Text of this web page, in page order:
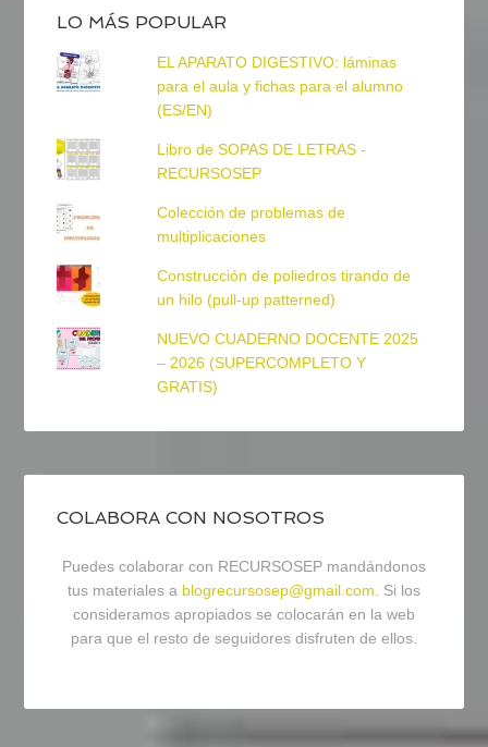
LO MÁS POPULAR
EL APARATO DIGESTIVO: láminas
para el aula y fichas para el alumno
(ES/EN)
Libro de SOPAS DE LETRAS -
RECURSOSEP
Colección de problemas de
multiplicaciones
Construcción de poliedros tirando de
un hilo (pull-up patterned)
NUEVO CUADERNO DOCENTE 2025
– 2026 (SUPERCOMPLETO Y
GRATIS)
COLABORA CON NOSOTROS
Puedes colaborar con RECURSOSEP mandándonos
tus materiales a blogrecursosep@gmail.com . Si los
consideramos apropiados se colocarán en la web
para que el resto de seguidores disfruten de ellos.